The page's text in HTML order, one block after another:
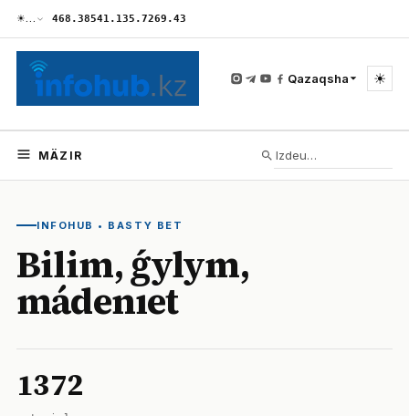
☀… 468.38541.135.7269.43
Qazaqsha ☀
MÄZIR
INFOHUB • BASTY BET
Bilim, ǵylym,
mádenıet
1372